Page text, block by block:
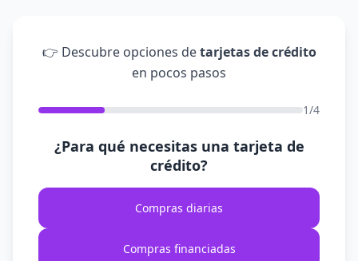
👉 Descubre opciones detarjetas de crédito
en pocos pasos
1/4
¿Para qué necesitas una tarjeta de
crédito?
Compras diarias
Compras financiadas